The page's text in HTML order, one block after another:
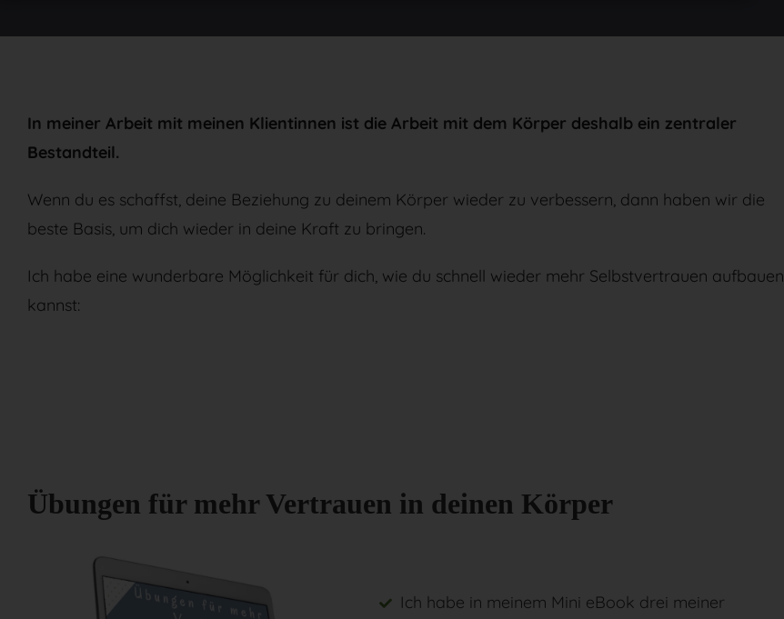
In meiner Arbeit mit meinen Klientinnen ist die Arbeit mit dem Körper deshalb ein zentraler
Bestandteil.
Wenn du es schaffst, deine Beziehung zu deinem Körper wieder zu verbessern, dann haben wir die
beste Basis, um dich wieder in deine Kraft zu bringen.
Ich habe eine wunderbare Möglichkeit für dich, wie du schnell wieder mehr Selbstvertrauen aufbauen
kannst:
Übungen für mehr Vertrauen in deinen Körper
Ich habe in meinem Mini eBook drei meiner